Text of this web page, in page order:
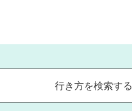
行き方を検索する